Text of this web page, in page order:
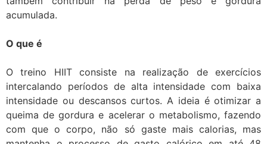
acumulada.
O que é
O treino HIIT consiste na realização de exercícios
intercalando períodos de alta intensidade com baixa
intensidade ou descansos curtos. A ideia é otimizar a
queima de gordura e acelerar o metabolismo, fazendo
com que o corpo, não só gaste mais calorias, mas